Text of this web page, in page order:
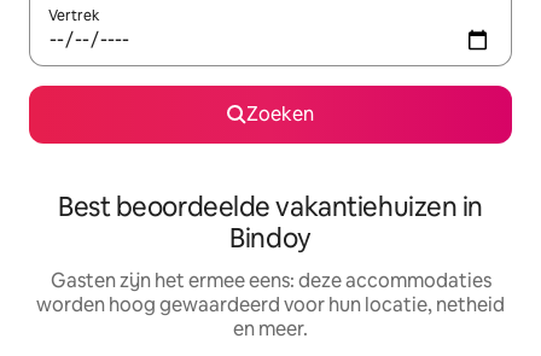
Vertrek
Zoeken
Best beoordeelde vakantiehuizen in
Bindoy
Gasten zijn het ermee eens: deze accommodaties
worden hoog gewaardeerd voor hun locatie, netheid
en meer.